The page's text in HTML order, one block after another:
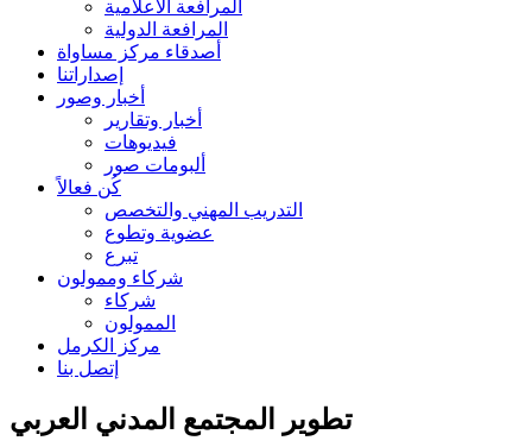
المرافعة الاعلامية
المرافعة الدولية
أصدقاء مركز مساواة
إصداراتنا
أخبار وصور
أخبار وتقارير
فيديوهات
ألبومات صور
كُن فعالاً
التدريب المهني والتخصص
عضوية وتطوع
تبرع
شركاء وممولون
شركاء
الممولون
مركز الكرمل
إتصل بنا
تطوير المجتمع المدني العربي